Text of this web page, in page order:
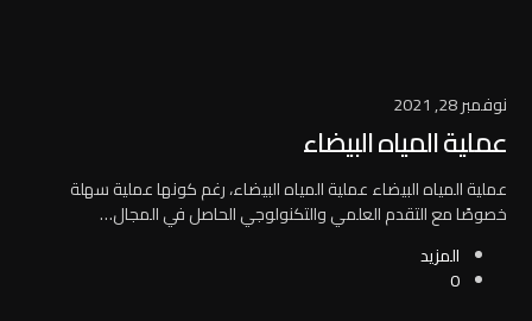
نوفمبر 28, 2021
عملية المياه البيضاء
عملية المياه البيضاء عملية المياه البيضاء، رغم كونها عملية سهلة
خصوصًا مع التقدم العلمي والتكنولوجي الحاصل في المجال…
المزيد
0